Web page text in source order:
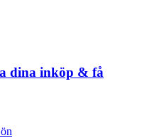
dina inköp & få